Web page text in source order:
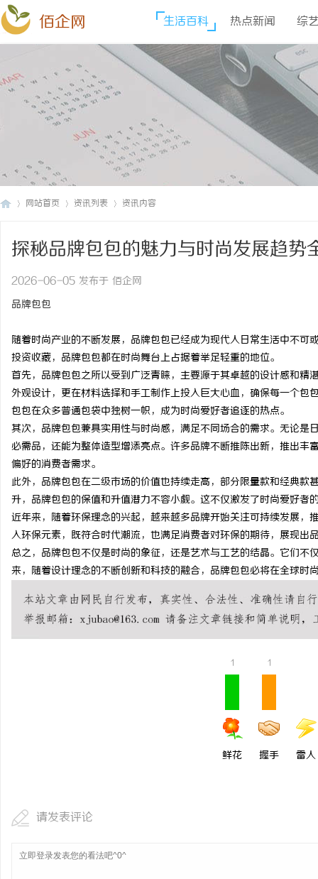
佰企网 生活百科 热点新闻 综
网站首页 资讯列表 资讯内容
探秘品牌包包的魅力与时尚发展趋势
2026-06-05 发布于 佰企网
品牌包包
随着时尚产业的不断发展，品牌包包已经成为现代人日常生活中不
投资收藏，品牌包包都在时尚舞台上占据着举足轻重的地位。
首先，品牌包包之所以受到广泛青睐，主要源于其卓越的设计感和
外观设计，更在材料选择和手工制作上投入巨大心血，确保每一个
包包在众多普通包袋中独树一帜，成为时尚爱好者追逐的热点。
其次，品牌包包兼具实用性与时尚感，满足不同场合的需求。无论
必需品，还能为整体造型增添亮点。许多品牌不断推陈出新，推出
偏好的消费者需求。
此外，品牌包包在二级市场的价值也持续走高，部分限量款和经典
升，品牌包包的保值和升值潜力不容小觑。这不仅激发了时尚爱好者
近年来，随着环保理念的兴起，越来越多品牌开始关注可持续发展
入环保元素，既符合时代潮流，也满足消费者对环保的期待，展现出
总之，品牌包包不仅是时尚的象征，还是艺术与工艺的结晶。它们
来，随着设计理念的不断创新和科技的融合，品牌包包必将在全球时
1
鲜花
1
握手 雷人
请发表评论